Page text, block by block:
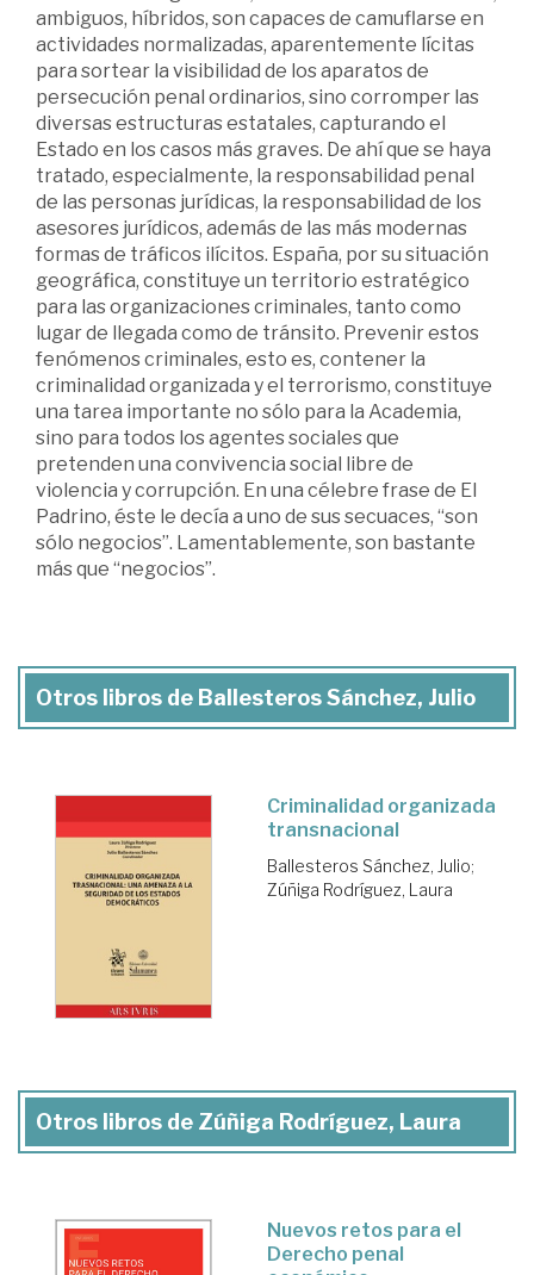
ambiguos, híbridos, son capaces de camuflarse en
actividades normalizadas, aparentemente lícitas
para sortear la visibilidad de los aparatos de
persecución penal ordinarios, sino corromper las
diversas estructuras estatales, capturando el
Estado en los casos más graves. De ahí que se haya
tratado, especialmente, la responsabilidad penal
de las personas jurídicas, la responsabilidad de los
asesores jurídicos, además de las más modernas
formas de tráficos ilícitos. España, por su situación
geográfica, constituye un territorio estratégico
para las organizaciones criminales, tanto como
lugar de llegada como de tránsito. Prevenir estos
fenómenos criminales, esto es, contener la
criminalidad organizada y el terrorismo, constituye
una tarea importante no sólo para la Academia,
sino para todos los agentes sociales que
pretenden una convivencia social libre de
violencia y corrupción. En una célebre frase de El
Padrino, éste le decía a uno de sus secuaces, “son
sólo negocios”. Lamentablemente, son bastante
más que “negocios”.
Otros libros de Ballesteros Sánchez, Julio
Criminalidad organizada
transnacional
Ballesteros Sánchez, Julio;
Zúñiga Rodríguez, Laura
Otros libros de Zúñiga Rodríguez, Laura
Nuevos retos para el
Derecho penal